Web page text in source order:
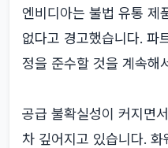
엔비디아는 불법 유통 제
없다고 경고했습니다. 파
정을 준수할 것을 계속해
공급 불확실성이 커지면
차 깊어지고 있습니다. 화